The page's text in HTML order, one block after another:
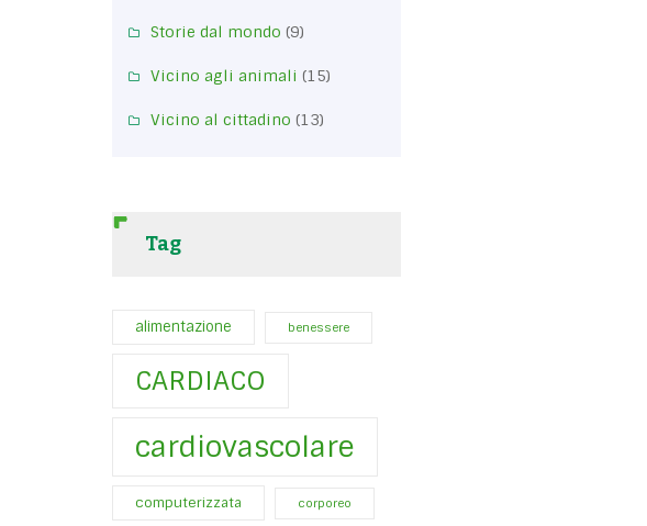
Storie dal mondo (9)
Vicino agli animali (15)
Vicino al cittadino (13)
Tag
alimentazione benessere
CARDIACO
cardiovascolare
computerizzata corporeo